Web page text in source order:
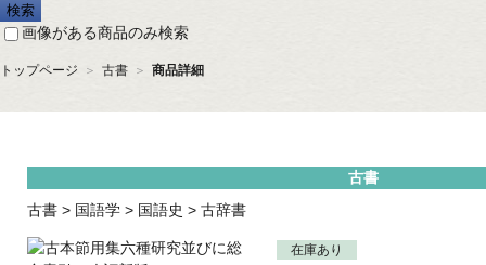
画像がある商品のみ検索
トップページ ＞ 古書 ＞ 商品詳細
古書
古書 > 国語学 > 国語史 > 古辞書
在庫あり